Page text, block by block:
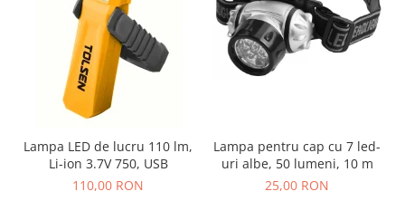
Accesorii scule electrice
Aparate de sudat si lipit
Capsatoare si pistoale pneumatice
Consumabile scule electrice
Accesorii pentru lustruire
Accesorii pentru slefuire
Lampa LED de lucru 110 lm,
Li-ion 3.7V 750, USB
110,00 RON
Lampa pentru cap cu 7 led-
uri albe, 50 lumeni, 10 m
25,00 RON